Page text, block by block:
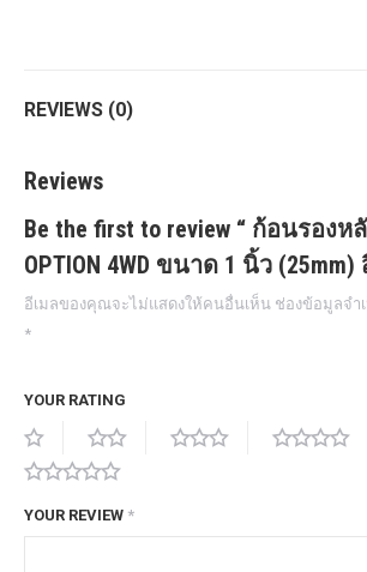
REVIEWS (0)
Reviews
Be the first to review “ ก้อนรอง
OPTION 4WD ขนาด 1 นิ้ว (25mm)
อีเมลของคุณจะไม่แสดงให้คนอื่นเห็น ช่องข้อมูลจำ
*
YOUR RATING
YOUR REVIEW *